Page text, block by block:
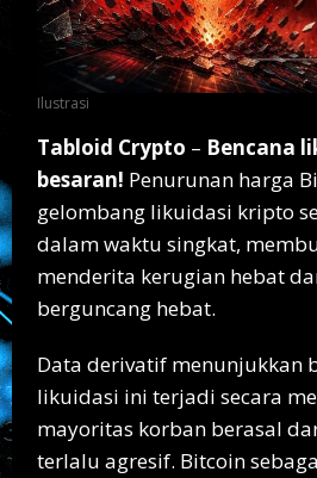
Ilustrasi
Tabloid Crypto – Bencana
besaran! Penurunan harga
gelombang likuidasi kripto
dalam waktu singkat,
menderita kerugian hebat
berguncang hebat.
Data derivatif menunjukkan
likuidasi ini terjadi secara
mayoritas korban berasal
terlalu agresif. Bitcoin